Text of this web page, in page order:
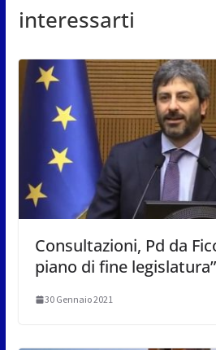
interessarti
Consultazioni, Pd da
piano di fine legislatura”
30 Gennaio 2021